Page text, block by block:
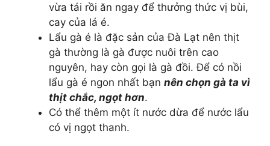
vừa tái rồi ăn ngay để thưởng thức vị bùi,
cay của lá é.
Lẩu gà é là đặc sản của Đà Lạt nên thịt
gà thường là gà được nuôi trên cao
nguyên, hay còn gọi là gà đồi. Để có nồi
lẩu gà é ngon nhất bạn nên chọn gà ta vì
thịt chắc, ngọt hơn.
Có thể thêm một ít nước dừa để nước lẩu
có vị ngọt thanh.